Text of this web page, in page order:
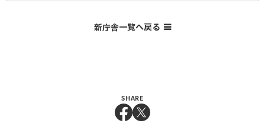
新庁舎一覧へ戻る
SHARE